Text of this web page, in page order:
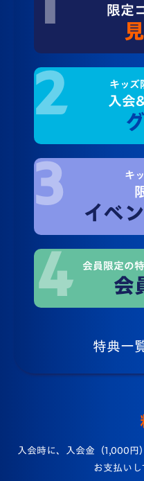
限定
キッズ
入会
キ
イベ
会員限定の
会
特典一
入会時に、入会金（1,000円
お支払いし